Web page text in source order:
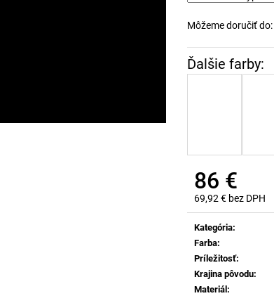
Môžeme doručiť do:
86 €
69,92 € bez DPH
Jednotková
cena:
Kategória:
Farba:
Príležitosť:
Krajina pôvodu:
Materiál: